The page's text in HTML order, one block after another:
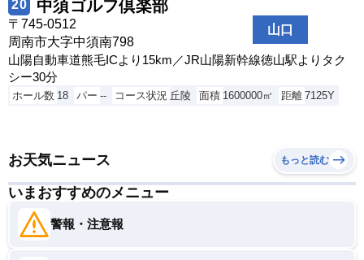
20 中須ゴルフ倶楽部
山口
〒745-0512
周南市大字中須南798
山陽自動車道熊毛ICより15km／JR山陽新幹線徳山駅よりタク
シー30分
ホール数 18 パー -- コース状況 丘陵 面積 1600000㎡ 距離 7125Y
お天気ニュース もっと読む
いまおすすめのメニュー
警報・注意報